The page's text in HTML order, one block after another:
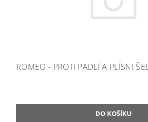
ROMEO - PROTI PADLÍ A PLÍSNI